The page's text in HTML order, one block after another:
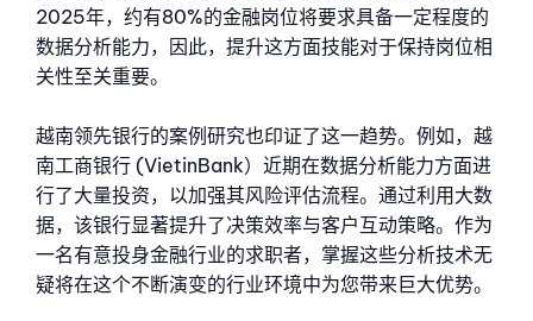
2025年，约有80%的金融岗位将要求具备一定程度的
数据分析能力，因此，提升这方面技能对于保持岗位相
关性至关重要。
越南领先银行的案例研究也印证了这一趋势。例如，越
南工商银行 (VietinBank）近期在数据分析能力方面进
行了大量投资，以加强其风险评估流程。通过利用大数
据，该银行显著提升了决策效率与客户互动策略。作为
一名有意投身金融行业的求职者，掌握这些分析技术无
疑将在这个不断演变的行业环境中为您带来巨大优势。